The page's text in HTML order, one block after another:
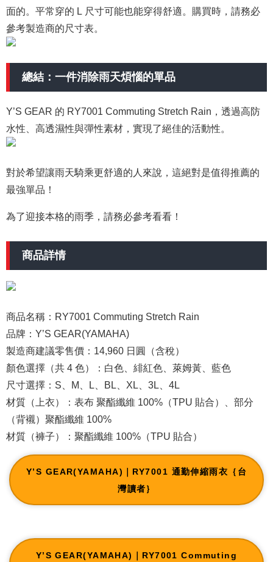
面的。平常穿的 L 尺寸可能也能穿得舒適。購買時，請務必
參考製造商的尺寸表。
總結：一件消除雨天煩惱的單品
Y’S GEAR 的 RY7001 Commuting Stretch Rain，透過高防
水性、高透濕性與彈性素材，實現了絕佳的活動性。
對於希望讓雨天騎乘更舒適的人來說，這絕對是值得推薦的
最強單品！
為了迎接本格的雨季，請務必參考看看！
商品詳情
商品名稱：RY7001 Commuting Stretch Rain
品牌：Y’S GEAR(YAMAHA)
製造商建議零售價：14,960 日圓（含稅）
顏色選擇（共 4 色）：白色、緋紅色、萊姆黃、藍色
尺寸選擇：S、M、L、BL、XL、3L、4L
材質（上衣）：表布 聚酯纖維 100%（TPU 貼合）、部分
（背襯）聚酯纖維 100%
材質（褲子）：聚酯纖維 100%（TPU 貼合）
Y’S GEAR(YAMAHA)｜RY7001 通勤伸縮雨衣｛台
灣讀者｝
Y’S GEAR(YAMAHA)｜RY7001 Commuting